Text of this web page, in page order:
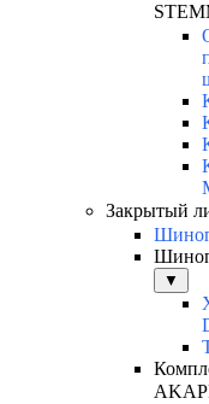
Закрытый
▼